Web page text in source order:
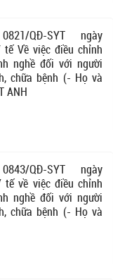
QĐ-SYT ngày
Về việc điều chỉnh
nghề đối với người
chữa bệnh (- Họ và
ANH
QĐ-SYT ngày
về việc điều chỉnh
nghề đối với người
chữa bệnh (- Họ và